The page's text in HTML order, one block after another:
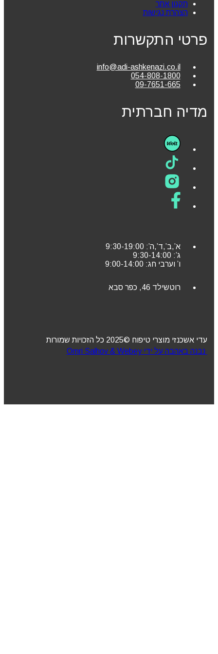
תקנון אתר
הצהרת נגישות
פרטי התקשרות
info@adi-ashkenazi.co.il
054-808-1800
09-7651-665
מדיה חברתית
א’,ב’,ד’,ה’: 9:30-19:00
ג’: 9:30-14:00
ו’ וערבי חג: 9:00-14:00
רוטשילד 46, כפר סבא
עדי אשכנזי מוצרי טיפוח ©2025 כל הזכויות שמורות
נבנה באהבה על ידי Omri Salhov & Webey